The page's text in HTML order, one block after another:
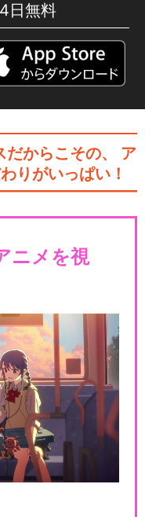
日無料
からこその、
ア
りがいっぱい！
ニメを視